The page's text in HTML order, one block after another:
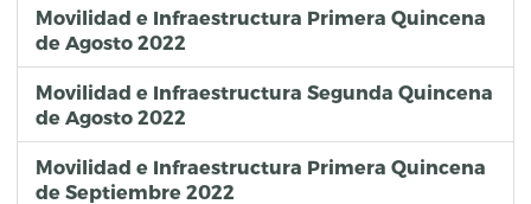
Movilidad e Infraestructura Primera Quincena
de Agosto 2022
Movilidad e Infraestructura Segunda Quincena
de Agosto 2022
Movilidad e Infraestructura Primera Quincena
de Septiembre 2022